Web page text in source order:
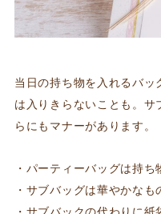
当日の持ち物を入れるバ
は入りきらないことも。サ
らにもマナーがあります。
パーティーバッグは持ち
サブバッグは華やかなも